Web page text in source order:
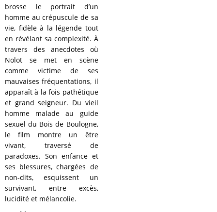
brosse le portrait d’un
homme au crépuscule de sa
vie, fidèle à la légende tout
en révélant sa complexité. À
travers des anecdotes où
Nolot se met en scène
comme victime de ses
mauvaises fréquentations, il
apparaît à la fois pathétique
et grand seigneur. Du vieil
homme malade au guide
sexuel du Bois de Boulogne,
le film montre un être
vivant, traversé de
paradoxes. Son enfance et
ses blessures, chargées de
non-dits, esquissent un
survivant, entre excès,
lucidité et mélancolie.